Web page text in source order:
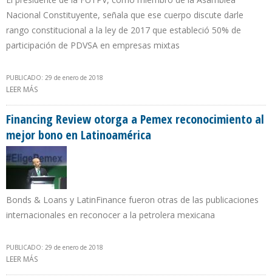
Nacional Constituyente, señala que ese cuerpo discute darle
rango constitucional a la ley de 2017 que estableció 50% de
participación de PDVSA en empresas mixtas
PUBLICADO: 29 de enero de 2018
LEER MÁS
Financing Review otorga a Pemex reconocimiento al
mejor bono en Latinoamérica
Bonds & Loans y LatinFinance fueron otras de las publicaciones
internacionales en reconocer a la petrolera mexicana
PUBLICADO: 29 de enero de 2018
LEER MÁS